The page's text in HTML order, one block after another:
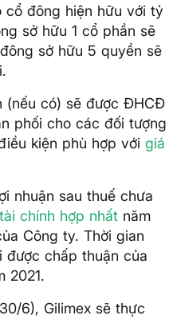
đông hiện hữu với tỷ
sở hữu 1 cổ phần sẽ
sở hữu 5 quyền sẽ
(nếu có) sẽ được ĐHCĐ
phối cho các đối tượng
kiện phù hợp với giá
nhuận sau thuế chưa
chính hợp nhất năm
Công ty. Thời gian
được chấp thuận của
2021.
6), Gilimex sẽ thực